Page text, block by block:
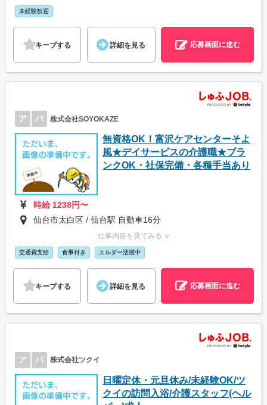
未経験歓迎
キープする 詳細を見る 応募画面に進む
ア パ 株式会社SOYOKAZE
無資格OK！富沢ケアセンターそよ
風★デイサービスの介護職★ブラ
ンクOK・社保完備・各種手当あり
時給 1238円〜
仙台市太白区 / 仙台駅 自動車16分
仕事内容を見てみる ∨
交通費支給 食事付き エルダー活躍中
キープする 詳細を見る 応募画面に進む
ア パ 株式会社ツクイ
日曜定休・元旦休み/未経験OK/ツ
クイの訪問入浴/介護スタッフ(ヘル